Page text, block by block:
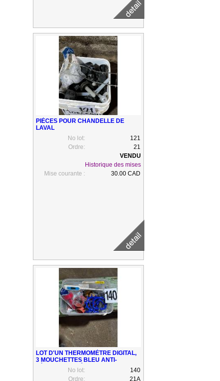
PIÈCES POUR CHANDELLE DE
LAVAL
No lot:
121
Ordre:
21
Historique des mises
Mise courante :
30.00 CAD
LOT D'UN THERMOMÈTRE DIGITAL,
3 MOUCHETTES BLEU ANTI-
TÉTAGE, SUCE À BIBERON
No lot:
140
Ordre:
21A